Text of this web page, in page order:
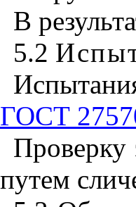
В
5.2
ГОСТ
Проверку
путем